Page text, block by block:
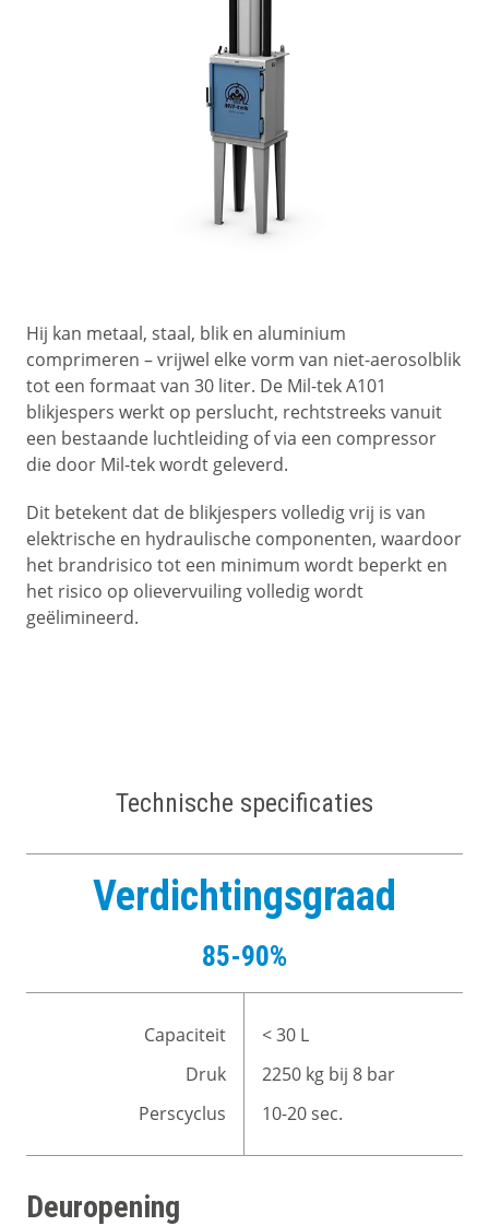
Hij kan metaal, staal, blik en aluminium
comprimeren – vrijwel elke vorm van niet-aerosolblik
tot een formaat van 30 liter. De Mil-tek A101
blikjespers werkt op perslucht, rechtstreeks vanuit
een bestaande luchtleiding of via een compressor
die door Mil-tek wordt geleverd.
Dit betekent dat de blikjespers volledig vrij is van
elektrische en hydraulische componenten, waardoor
het brandrisico tot een minimum wordt beperkt en
het risico op olievervuiling volledig wordt
geëlimineerd.
Technische specificaties
Verdichtingsgraad
85-90%
Capaciteit
Druk
Perscyclus
< 30 L
2250 kg bij 8 bar
10-20 sec.
Deuropening